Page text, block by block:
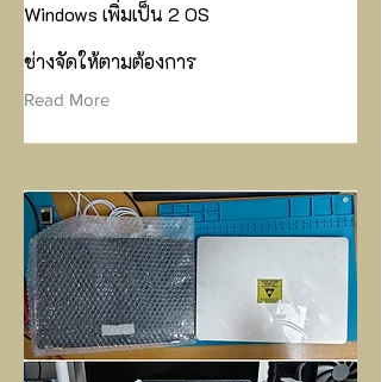
Windows เพิ่มเป็น 2 OS
ช่างจัดให้ตามต้องการ
Read More